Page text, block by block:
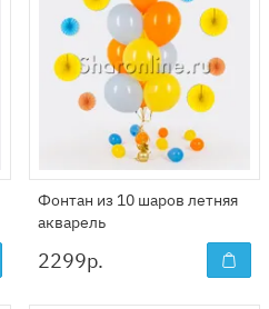
Фонтан из 10 шаров летняя
акварель
2299р.